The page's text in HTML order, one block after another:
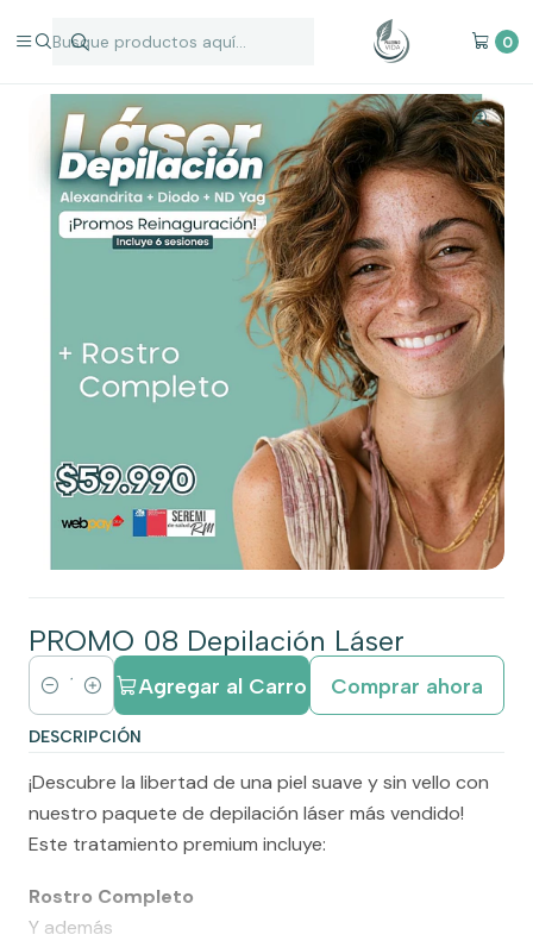
0
Promos Depilación
PROMO 08 Depilación Láser
PROMO 08 Depilación Láser
a
t
i
d
a
d
Agregar al Carro Comprar ahora
DESCRIPCIÓN
¡Descubre la libertad de una piel suave y sin vello con
nuestro paquete de depilación láser más vendido!
Este tratamiento premium incluye:
Rostro Completo
Y además